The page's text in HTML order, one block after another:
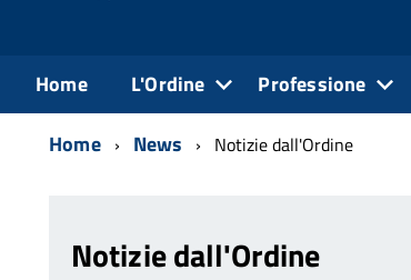
Home L'Ordine Professione
Home News Notizie dall'Ordine
Notizie dall'Ordine